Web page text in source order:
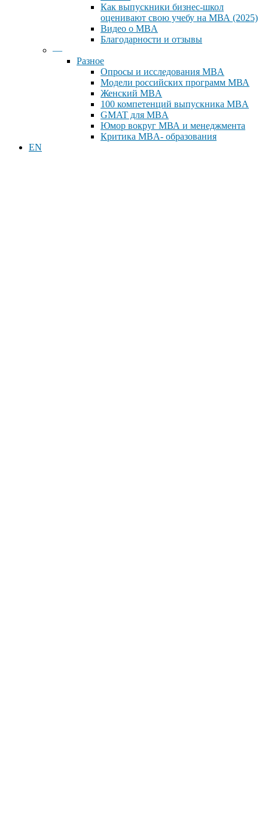
Как выпускники бизнес-школ
оценивают свою учебу на МВА (2025)
Видео о MBA
Благодарности и отзывы
—
Разное
Опросы и исследования MBA
Модели российских программ МВА
Женский MBA
100 компетенций выпускника MBA
GMAT для MBA
Юмор вокруг МВА и менеджмента
Критика MBA- образования
EN